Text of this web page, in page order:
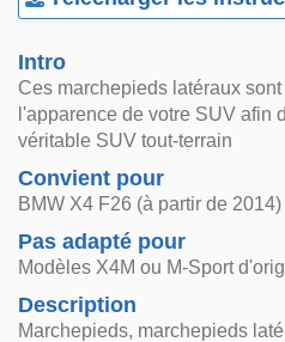
Intro
Ces marchepieds latéraux
l'apparence de votre SUV afin
véritable SUV tout-terrain
Convient pour
BMW X4 F26 (à partir de 2014)
Pas adapté pour
Modèles X4M ou M-Sport
Description
Marchepieds, marchepieds